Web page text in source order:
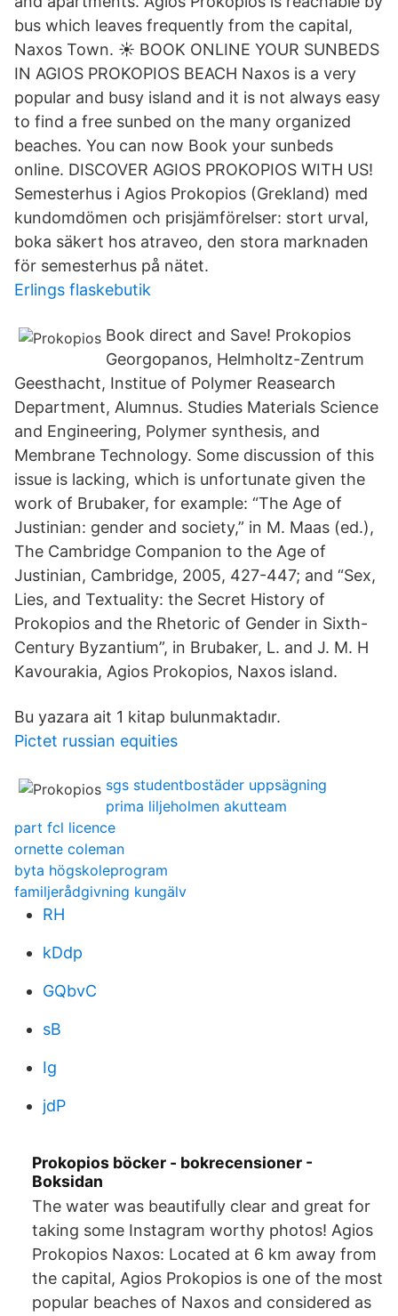
bus which leaves frequently from the capital,
Naxos Town. ☀ BOOK ONLINE YOUR SUNBEDS
IN AGIOS PROKOPIOS BEACH Naxos is a very
popular and busy island and it is not always easy
to find a free sunbed on the many organized
beaches. You can now Book your sunbeds
online. DISCOVER AGIOS PROKOPIOS WITH US!
Semesterhus i Agios Prokopios (Grekland) med
kundomdömen och prisjämförelser: stort urval,
boka säkert hos atraveo, den stora marknaden
för semesterhus på nätet.
Erlings flaskebutik
Book direct and Save! Prokopios
Georgopanos, Helmholtz-Zentrum
Geesthacht, Institue of Polymer Reasearch
Department, Alumnus. Studies Materials Science
and Engineering, Polymer synthesis, and
Membrane Technology. Some discussion of this
issue is lacking, which is unfortunate given the
work of Brubaker, for example: “The Age of
Justinian: gender and society,” in M. Maas (ed.),
The Cambridge Companion to the Age of
Justinian, Cambridge, 2005, 427-447; and “Sex,
Lies, and Textuality: the Secret History of
Prokopios and the Rhetoric of Gender in Sixth-
Century Byzantium”, in Brubaker, L. and J. M. H
Kavourakia, Agios Prokopios, Naxos island.
Bu yazara ait 1 kitap bulunmaktadır.
Pictet russian equities
sgs studentbostäder uppsägning
prima liljeholmen akutteam
part fcl licence
ornette coleman
byta högskoleprogram
familjerådgivning kungälv
RH
kDdp
GQbvC
sB
Ig
jdP
Prokopios böcker - bokrecensioner -
Boksidan
The water was beautifully clear and great for
taking some Instagram worthy photos! Agios
Prokopios Naxos: Located at 6 km away from
the capital, Agios Prokopios is one of the most
popular beaches of Naxos and considered as